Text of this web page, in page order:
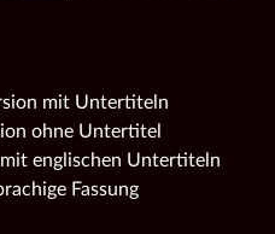
mit Untertiteln
ohne Untertitel
englischen Untertiteln
Fassung